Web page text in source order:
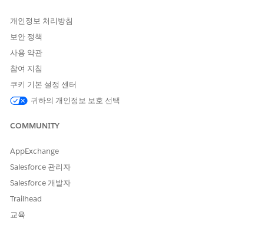
다.비정형 데이터 파일 형식 및 커넥터
웹 사이트 콘텐츠 설정(해당되는 경우)
통해 웹 사이트에서 수집된 콘텐츠의 경우 페이지 및 요소가
올바르게 정의되었는지 확인합니다.
이미지 표시 안 됨
이미지 소스
메인 제한으로 인해 차단되지 않는지 확인합니다.
이미지 수집
수집되었는지 확인합니다. 웹 사이트에서 게으른 로드 또는
동적 로드에 의존하는 이미지는 커넥터에서 수집되지 않습
개인정보 처리방침
보안 정책
사용 약관
참여 지침
쿠키 기본 설정 센터
귀하의 개인정보 보호 선택
COMMUNITY
AppExchange
Salesforce 관리자
Salesforce 개발자
Trailhead
교육